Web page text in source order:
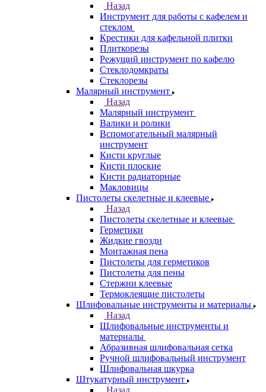
Назад
Инструмент для работы с кафелем и
стеклом
Крестики для кафельной плитки
Плиткорезы
Режущий инструмент по кафелю
Стеклодомкраты
Стеклорезы
Малярный инструмент
Назад
Малярный инструмент
Валики и ролики
Вспомогательный малярный
инструмент
Кисти круглые
Кисти плоские
Кисти радиаторные
Макловицы
Пистолеты скелетные и клеевые
Назад
Пистолеты скелетные и клеевые
Герметики
Жидкие гвозди
Монтажная пена
Пистолеты для герметиков
Пистолеты для пены
Стержни клеевые
Термоклеящие пистолеты
Шлифовальные инструменты и материалы
Назад
Шлифовальные инструменты и
материалы
Абразивная шлифовальная сетка
Ручной шлифовальный инструмент
Шлифовальная шкурка
Штукатурный инструмент
Назад